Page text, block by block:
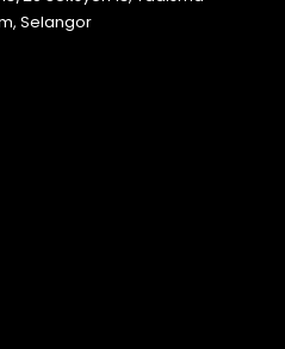
Selangor